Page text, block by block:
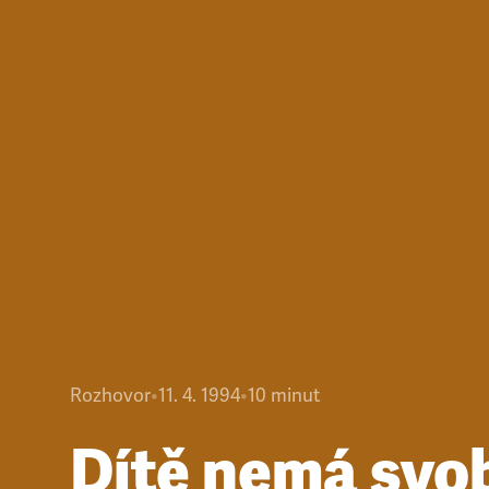
Rozhovor•11. 4. 1994•10 minut
Dítě nemá